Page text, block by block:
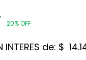
20% OFF
de: $